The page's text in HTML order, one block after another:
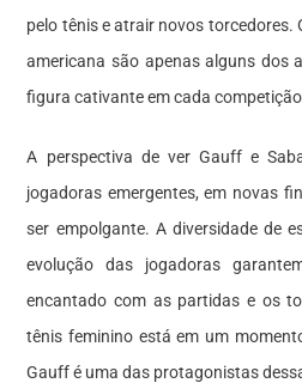
pelo tênis e atrair novos torcedores.
americana são apenas alguns dos
figura cativante em cada
A perspectiva de ver Gauff e
jogadoras emergentes, em novas
ser empolgante. A diversidade de
evolução das jogadoras
encantado com as partidas e os
tênis feminino está em um
Gauff é uma das protagonistas